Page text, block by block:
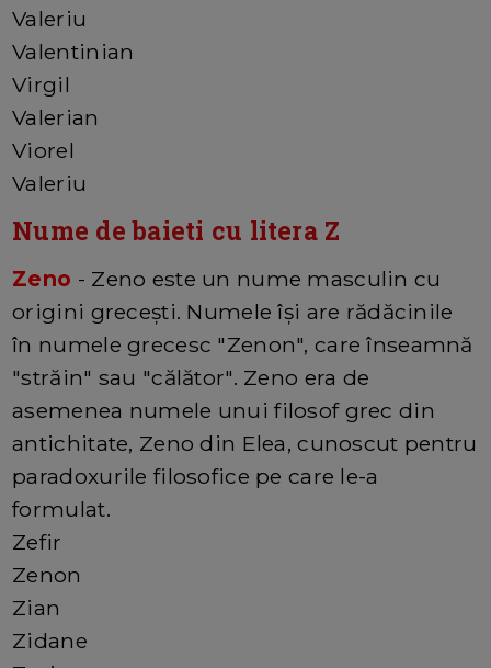
Valeriu
Valentinian
Virgil
Valerian
Viorel
Valeriu
Nume de baieti cu litera Z
Zeno - Zeno este un nume masculin cu
origini grecești. Numele își are rădăcinile
în numele grecesc "Zenon", care înseamnă
"străin" sau "călător". Zeno era de
asemenea numele unui filosof grec din
antichitate, Zeno din Elea, cunoscut pentru
paradoxurile filosofice pe care le-a
formulat.
Zefir
Zenon
Zian
Zidane